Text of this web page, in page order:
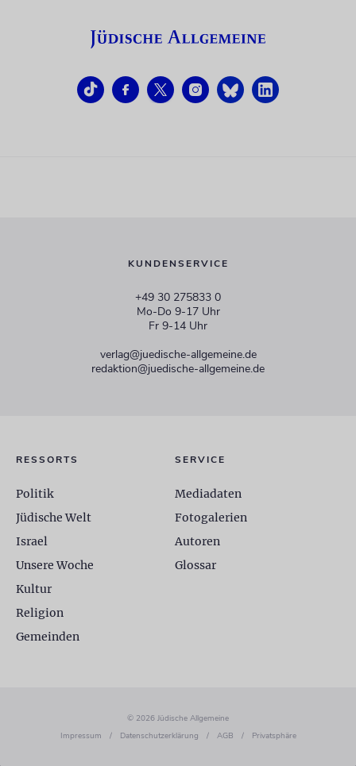
KUNDENSERVICE
+49 30 275833 0
Mo-Do 9-17 Uhr
Fr 9-14 Uhr
verlag@juedische-allgemeine.de
redaktion@juedische-allgemeine.de
RESSORTS
Politik
Jüdische Welt
Israel
Unsere Woche
Kultur
Religion
Gemeinden
SERVICE
Mediadaten
Fotogalerien
Autoren
Glossar
© 2026 Jüdische Allgemeine
Impressum
/ Datenschutzerklärung / AGB / Privatsphäre